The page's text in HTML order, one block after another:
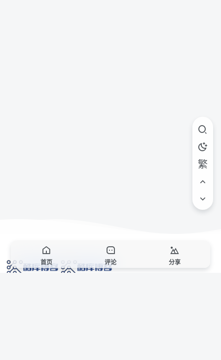
繁
首页 评论 分享